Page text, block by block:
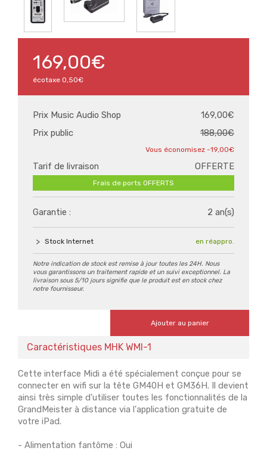
169,00€
écotaxe 0,50€
Prix Music Audio Shop
169,00€
Prix public
188,00€
-19,00€
Tarif de livraison OFFERTE
Frais de ports OFFERTS
Garantie : 2 an(s)
Stock Internet en réappro.
Notre indication de stock est remise à jour toutes les 24H. Nous
vous garantissons un traitement rapide et un suivi exceptionnel. La
livraison sous 5/10 jours signifie que le produit est en stock chez
notre fournisseur.
Ajouter au panier
Caractéristiques MHK WMI-1
Cette interface Midi a été spécialement conçue pour se
connecter en wifi sur la tête GM40H et GM36H. Il devient
ainsi très simple d'utiliser toutes les fonctionnalités de la
GrandMeister à distance via l'application gratuite de
votre iPad.
- Alimentation fantôme : Oui